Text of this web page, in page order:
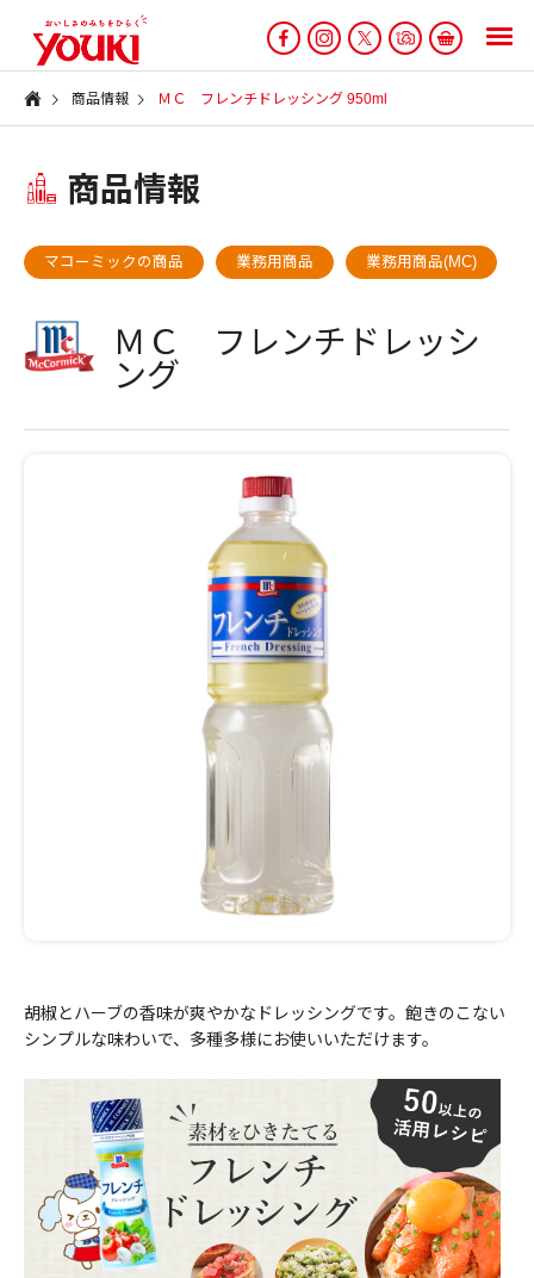
商品情報 ＭＣ フレンチドレッシング 950ml
商品情報
マコーミックの商品 業務用商品 業務用商品(MC)
ＭＣ フレンチドレッシ
ング
胡椒とハーブの香味が爽やかなドレッシングです。飽きのこない
シンプルな味わいで、多種多様にお使いいただけます。